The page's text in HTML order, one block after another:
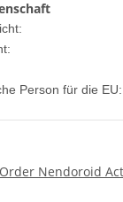
Person für die EU: